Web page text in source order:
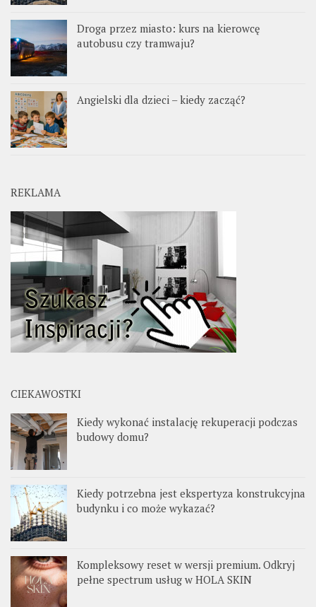
Droga przez miasto: kurs na kierowcę
autobusu czy tramwaju?
Angielski dla dzieci – kiedy zacząć?
REKLAMA
CIEKAWOSTKI
Kiedy wykonać instalację rekuperacji podczas
budowy domu?
Kiedy potrzebna jest ekspertyza konstrukcyjna
budynku i co może wykazać?
Kompleksowy reset w wersji premium. Odkryj
pełne spectrum usług w HOLA SKIN